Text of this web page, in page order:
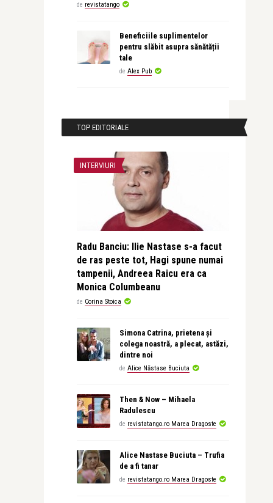
de revistatango
Beneficiile suplimentelor
pentru slăbit asupra sănătății
tale
de Alex Pub
TOP EDITORIALE
INTERVIURI
Radu Banciu: Ilie Nastase s-a facut
de ras peste tot, Hagi spune numai
tampenii, Andreea Raicu era ca
Monica Columbeanu
de Corina Stoica
Simona Catrina, prietena și
colega noastră, a plecat, astăzi,
dintre noi
de Alice Năstase Buciuta
Then & Now – Mihaela
Radulescu
de revistatango.ro Marea Dragoste
Alice Nastase Buciuta – Trufia
de a fi tanar
de revistatango.ro Marea Dragoste